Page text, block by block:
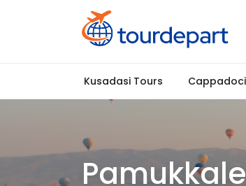
Kusadasi Tours